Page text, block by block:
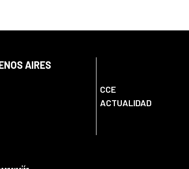
AIRES
CCE
ACTUALIDAD